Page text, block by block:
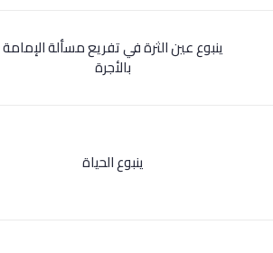
ينبوع عين الثرة في تفريع مسألة الإمامة
بالأجرة
ينبوع الحياة